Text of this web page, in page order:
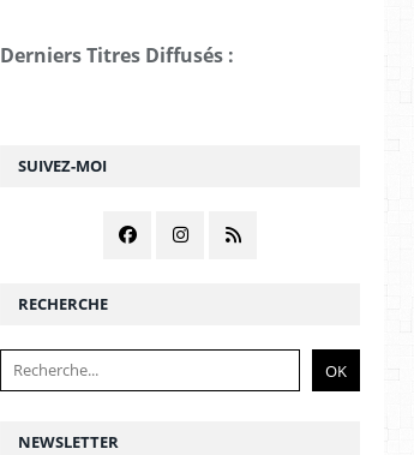
NEWSLETTER
SUIVEZ-MOI
RECHERCHE
Derniers Titres Diffusés :